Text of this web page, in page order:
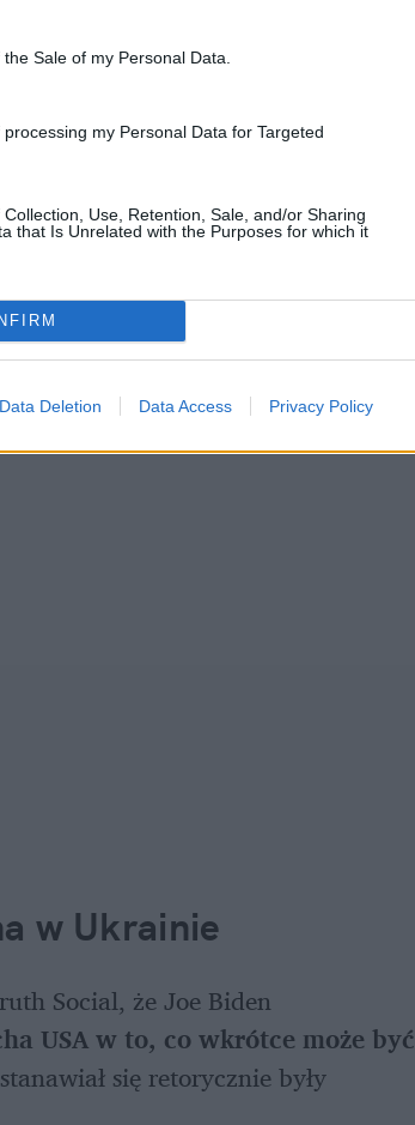
Sale of my Personal Data.
my Personal Data for Targeted
Use, Retention, Sale, and/or Sharing
that Is Unrelated with the Purposes for which it
Data Deletion Data Access Privacy Policy
w Ukrainie
Social, że Joe Biden
USA w to, co wkrótce może być
się retorycznie były